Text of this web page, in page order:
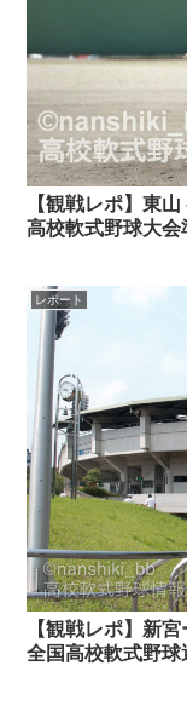
【観戦レポ】東
高校軟式野球大会
レポート
【観戦レポ】新
全国高校軟式野